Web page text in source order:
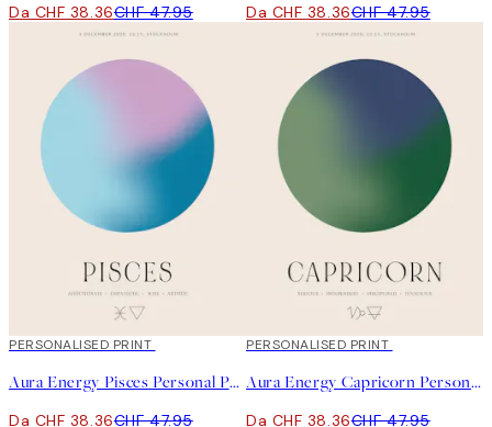
Da CHF 38.36CHF 47.95 Da CHF 38.36CHF 47.95
20%*
PERSONALISED PRINT
Aura Energy Pisces Personal Poster
Da CHF 38.36CHF 47.95
20%*
PERSONALISED PRINT
Aura Energy Capricorn Personal Poster
Da CHF 38.36CHF 47.95